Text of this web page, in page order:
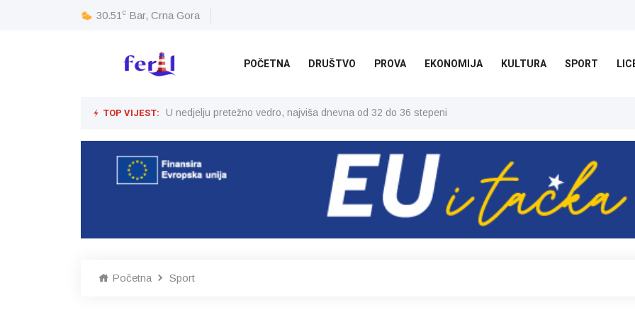
30.51 c Bar, Crna Gora
POČETNA DRUŠTVO PROVA EKONOMIJA KULTURA SPORT
TOP VIJEST: U nedjelju pretežno vedro, najviša dnevna od 32 do 36 stepeni
Početna Sport